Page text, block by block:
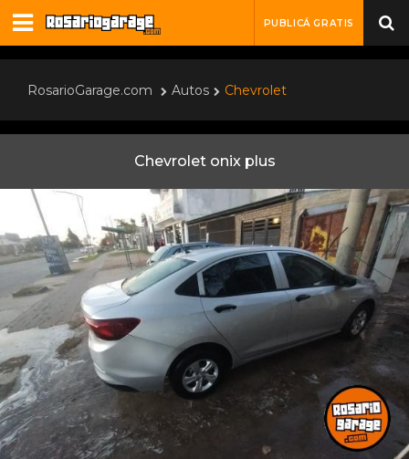
PUBLICÁ GRATIS
RosarioGarage.com Autos Chevrolet
Chevrolet onix plus